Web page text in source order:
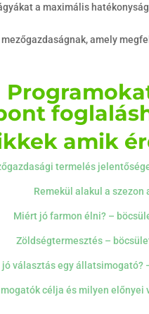
a maximális
amely
amik
termelés
Remekül alakul a
Miért jó farmon élni? –
Zöldségtermesztés –
jó választás egy állatsimogató?
célja és milyen